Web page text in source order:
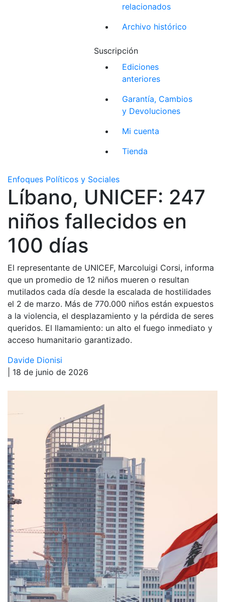
relacionados
Archivo histórico
Suscripción
Ediciones
anteriores
Garantía, Cambios
y Devoluciones
Mi cuenta
Tienda
Enfoques Políticos y Sociales
Líbano, UNICEF: 247
niños fallecidos en
100 días
El representante de UNICEF, Marcoluigi Corsi, informa
que un promedio de 12 niños mueren o resultan
mutilados cada día desde la escalada de hostilidades
el 2 de marzo. Más de 770.000 niños están expuestos
a la violencia, el desplazamiento y la pérdida de seres
queridos. El llamamiento: un alto el fuego inmediato y
acceso humanitario garantizado.
Davide Dionisi
| 18 de junio de 2026